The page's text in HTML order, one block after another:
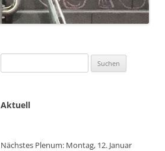
nach:
Aktuell
Nächstes Plenum: Montag, 12. Januar